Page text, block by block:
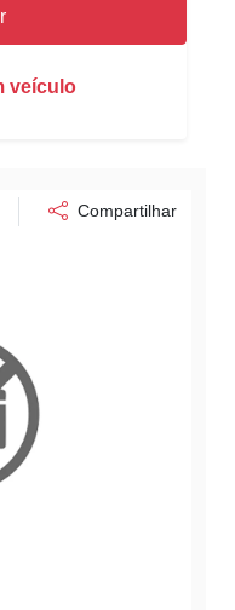
veículo
Compartilhar